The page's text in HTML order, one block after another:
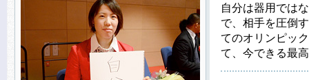
自分は器用では
で、相手を圧倒
てのオリンピッ
て、今できる最